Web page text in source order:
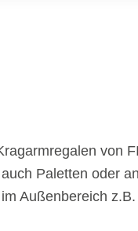
von
Paletten oder
Außenbereich